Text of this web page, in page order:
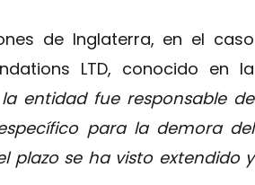
de Inglaterra, en el caso
LTD, conocido en la
entidad fue responsable de
para la demora del
se ha visto extendido y